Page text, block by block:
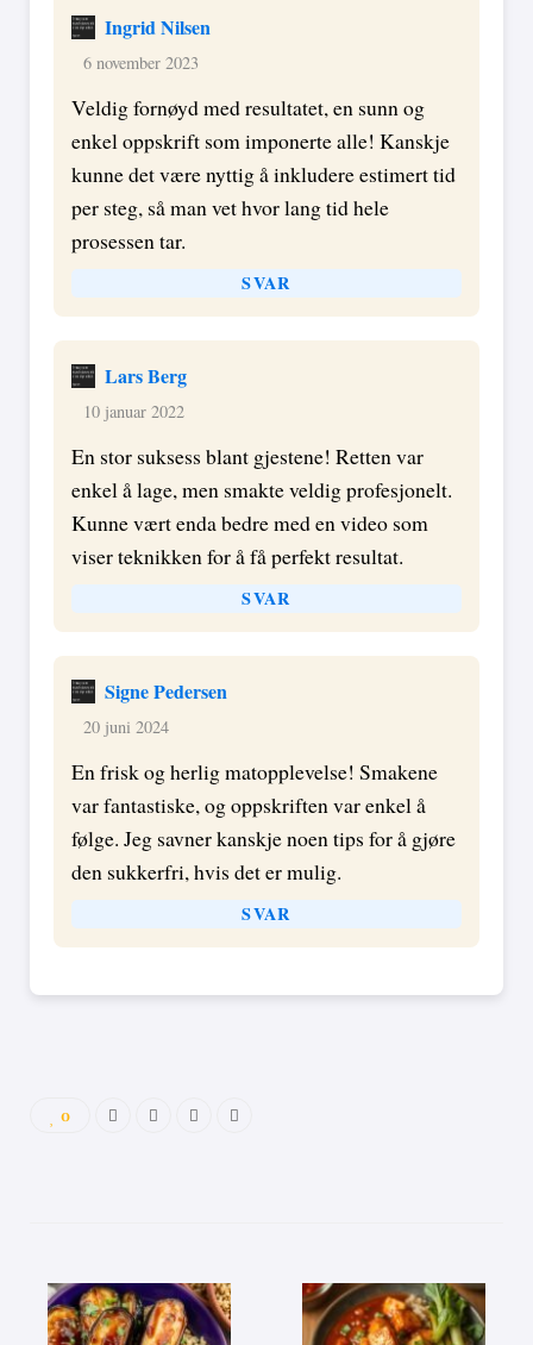
Ingrid Nilsen
6 november 2023
Veldig fornøyd med resultatet, en sunn og
enkel oppskrift som imponerte alle! Kanskje
kunne det være nyttig å inkludere estimert tid
per steg, så man vet hvor lang tid hele
prosessen tar.
SVAR
Lars Berg
10 januar 2022
En stor suksess blant gjestene! Retten var
enkel å lage, men smakte veldig profesjonelt.
Kunne vært enda bedre med en video som
viser teknikken for å få perfekt resultat.
SVAR
Signe Pedersen
20 juni 2024
En frisk og herlig matopplevelse! Smakene
var fantastiske, og oppskriften var enkel å
følge. Jeg savner kanskje noen tips for å gjøre
den sukkerfri, hvis det er mulig.
SVAR
0